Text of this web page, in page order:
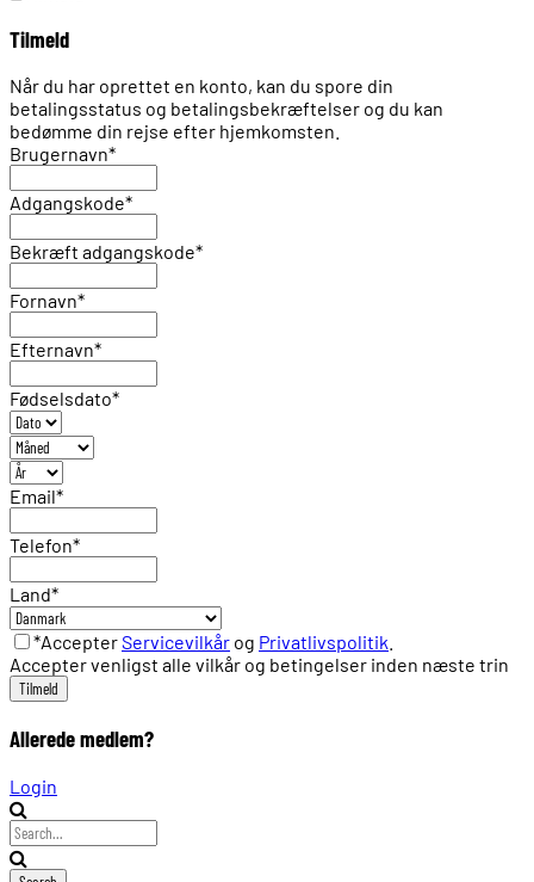
Tilmeld
Når du har oprettet en konto, kan du spore din
betalingsstatus og betalingsbekræftelser og du kan
bedømme din rejse efter hjemkomsten.
Brugernavn*
Adgangskode*
Bekræft adgangskode*
Fornavn*
Efternavn*
Fødselsdato*
Email*
Telefon*
Land*
*AccepterServicevilkår og Privatlivspolitik
Accepter venligst alle vilkår og betingelser inden næste trin
Allerede medlem?
Login